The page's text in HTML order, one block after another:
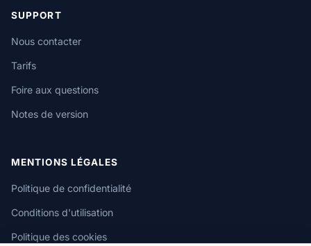
SUPPORT
Nous contacter
Tarifs
Foire aux questions
Notes de version
MENTIONS LÉGALES
Politique de confidentialité
Conditions d'utilisation
Politique des cookies